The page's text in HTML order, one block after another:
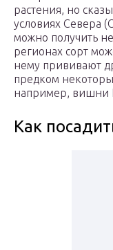
растения, но
условиях Севера
можно получить
регионах сорт
нему прививают
предком
например, вишни
Как